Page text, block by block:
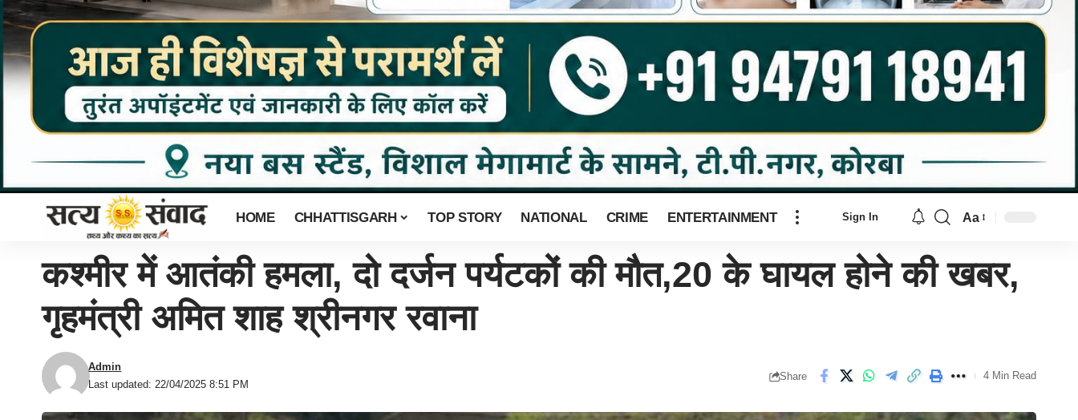
HOME CHHATTISGARH TOP STORY NATIONAL CRIME ENTERTAINMENT Sign In Aa
कश्मीर में आतंकी हमला, दो दर्जन पर्यटकों की मौत,20 के घायल होने की खबर,
गृहमंत्री अमित शाह श्रीनगर रवाना
Last updated: 22/04/2025 8:51 PM
Admin
Share 4 Min Read